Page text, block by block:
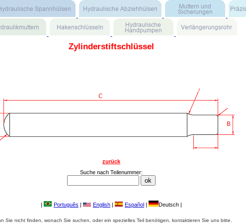
Zylinderstiftschlüssel
zurück
Suche nach Teilenummer:
| Português | English | Español | Deutsch |
Sie nicht finden, wonach Sie suchen, oder ein spezielles Teil benötigen, kontaktieren Sie uns bitte.